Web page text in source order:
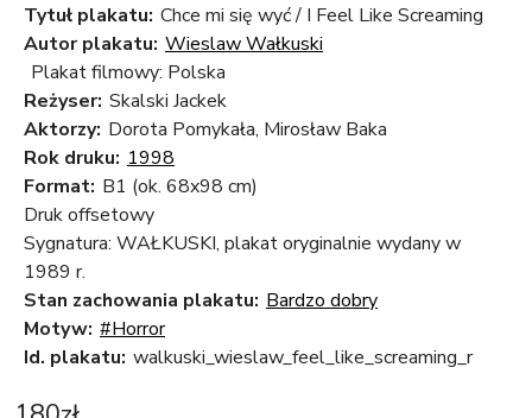
Tytuł plakatu: Chce mi się wyć / I Feel Like Screaming
Autor plakatu: Wieslaw Wałkuski
Plakat filmowy: Polska
Reżyser: Skalski Jackek
Aktorzy: Dorota Pomykała, Mirosław Baka
Rok druku: 1998
Format: B1 (ok. 68x98 cm)
Druk offsetowy
Sygnatura: WAŁKUSKI, plakat oryginalnie wydany w
1989 r.
Stan zachowania plakatu: Bardzo dobry
Motyw: #Horror
Id. plakatu: walkuski_wieslaw_feel_like_screaming_r